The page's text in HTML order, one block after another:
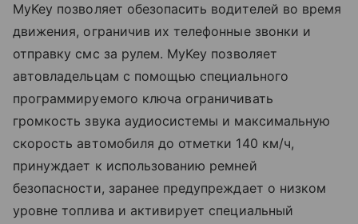
MyKey позволяет обезопасить водителей во время
движения, ограничив их телефонные звонки и
отправку смс за рулем. MyKey позволяет
автовладельцам с помощью специального
программируемого ключа ограничивать
громкость звука аудиосистемы и максимальную
скорость автомобиля до отметки 140 км/ч,
принуждает к использованию ремней
безопасности, заранее предупреждает о низком
уровне топлива и активирует специальный